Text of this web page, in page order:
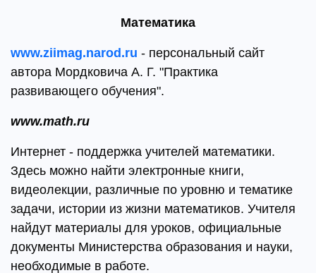
Математика
www.ziimag.narod.ru - персональный сайт
автора Мордковича А. Г. "Практика
развивающего обучения".
www.math.ru
Интернет - поддержка учителей математики.
Здесь можно найти электронные книги,
видеолекции, различные по уровню и тематике
задачи, истории из жизни математиков. Учителя
найдут материалы для уроков, официальные
документы Министерства образования и науки,
необходимые в работе.